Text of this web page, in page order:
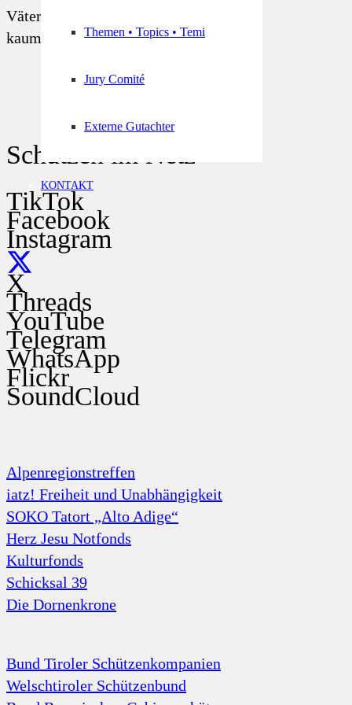
Themen • Topics • Temi
Jury Comité
Externe Gutachter
KONTAKT
Väterglaube am Herzen liegen, wie
kaum einem anderen!
Schützen im Netz
TikTok
Facebook
Instagram
X
Threads
YouTube
Telegram
WhatsApp
Flickr
SoundCloud
Alpenregionstreffen
iatz! Freiheit und Unabhängigkeit
SOKO Tatort „Alto Adige“
Herz Jesu Notfonds
Kulturfonds
Schicksal 39
Die Dornenkrone
Bund Tiroler Schützenkompanien
Welschtiroler Schützenbund